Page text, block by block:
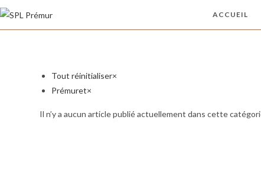
Skip
ACCUEIL
Tout réinitialiser×
Prémuret×
Il n’y a aucun article publié actuellement dans cette